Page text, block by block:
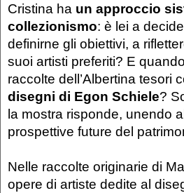
Cristina ha un approccio
collezionismo: è lei a
definirne gli obiettivi, a
suoi artisti preferiti? E
raccolte dell’Albertina tesori
disegni di Egon Schiele?
la mostra risponde, unendo
prospettive future del
Nelle raccolte originarie di
opere di artiste dedite al